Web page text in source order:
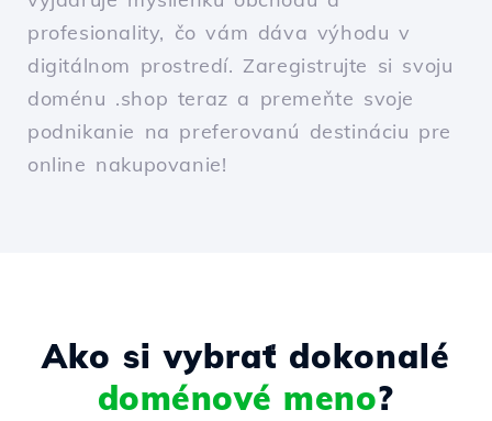
profesionality, čo vám dáva výhodu v
digitálnom prostredí. Zaregistrujte si svoju
doménu .shop teraz a premeňte svoje
podnikanie na preferovanú destináciu pre
online nakupovanie!
Ako si vybrať dokonalé
doménové meno?